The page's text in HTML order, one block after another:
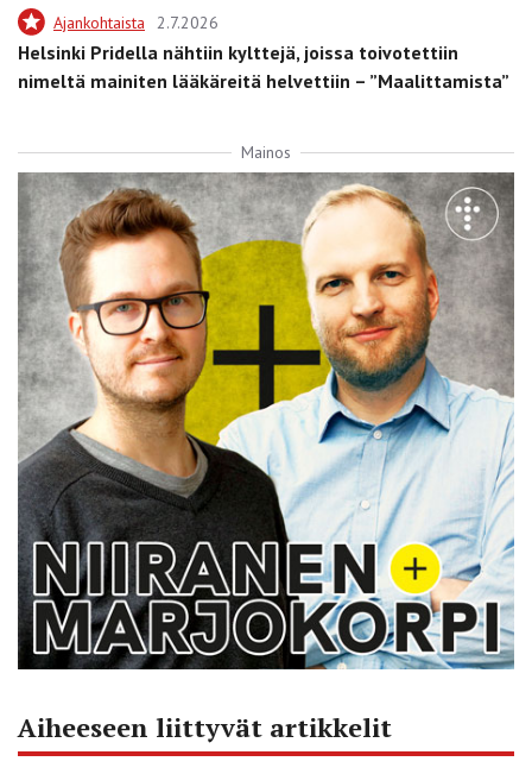
Ajankohtaista 2.7.2026
Helsinki Pridella nähtiin kylttejä, joissa toivotettiin
nimeltä mainiten lääkäreitä helvettiin – ”Maalittamista”
Mainos
Aiheeseen liittyvät artikkelit